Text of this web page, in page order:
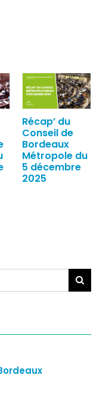
Récap’ du
Conseil de
Bordeaux
Métropole du
5 décembre
2025